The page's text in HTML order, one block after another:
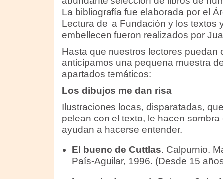
La bibliografía fue elaborada por el
Lectura de la Fundación y los textos
embellecen fueron realizados por
Hasta que nuestros lectores puedan
anticipamos una pequeña muestra
apartados temáticos:
Los dibujos me dan risa
Ilustraciones locas, disparatadas,
pelean con el texto, le hacen sombra
ayudan a hacerse entender.
El bueno de Cuttlas. Calpurnio.
País-Aguilar, 1996. (Desde 15